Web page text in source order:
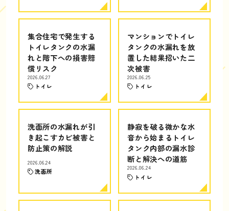
集合住宅で発生する
トイレタンクの水漏
れと階下への損害賠
償リスク
2026.06.27
トイレ
マンションでトイレ
タンクの水漏れを放
置した結果招いた二
次被害
2026.06.25
トイレ
洗面所の水漏れが引
き起こすカビ被害と
防止策の解説
2026.06.24
洗面所
静寂を破る微かな水
音から始まるトイレ
タンク内部の漏水診
断と解決への道筋
2026.06.24
トイレ